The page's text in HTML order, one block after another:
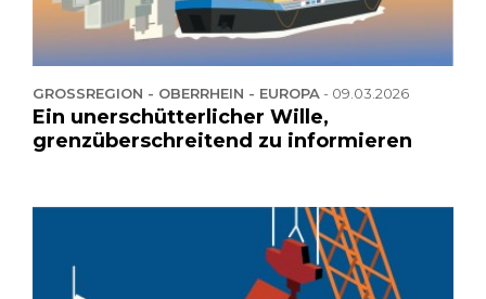
GROSSREGION - OBERRHEIN - EUROPA - 09.03.2026
Ein unerschütterlicher Wille,
grenzüberschreitend zu informieren